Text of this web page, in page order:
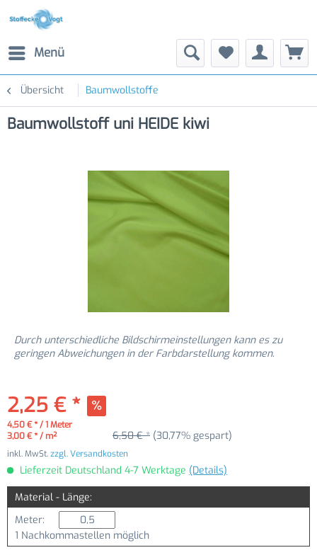
Menü
Übersicht Baumwollstoffe
Baumwollstoff uni HEIDE kiwi
Durch unterschiedliche Bildschirmeinstellungen kann es zu
geringen Abweichungen in der Farbdarstellung kommen.
2,25 € *
4,50 € * / 1 Meter
3,00 € * / m²
6,50 € * (30,77% gespart)
inkl. MwSt.zzgl. Versandkosten
Lieferzeit Deutschland 4-7 Werktage (Details)
Material - Länge:
Meter:
1 Nachkommastellen möglich